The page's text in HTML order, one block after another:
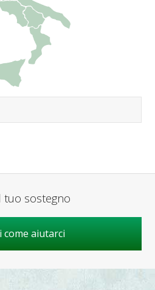
tuo sostegno
come aiutarci